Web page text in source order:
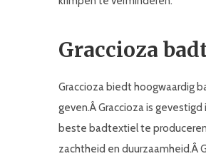
Graccioza
Graccioza biedt hoogwaardig
geven.Â Graccioza is
beste badtextiel te
zachtheid en duurzaamheid.Â